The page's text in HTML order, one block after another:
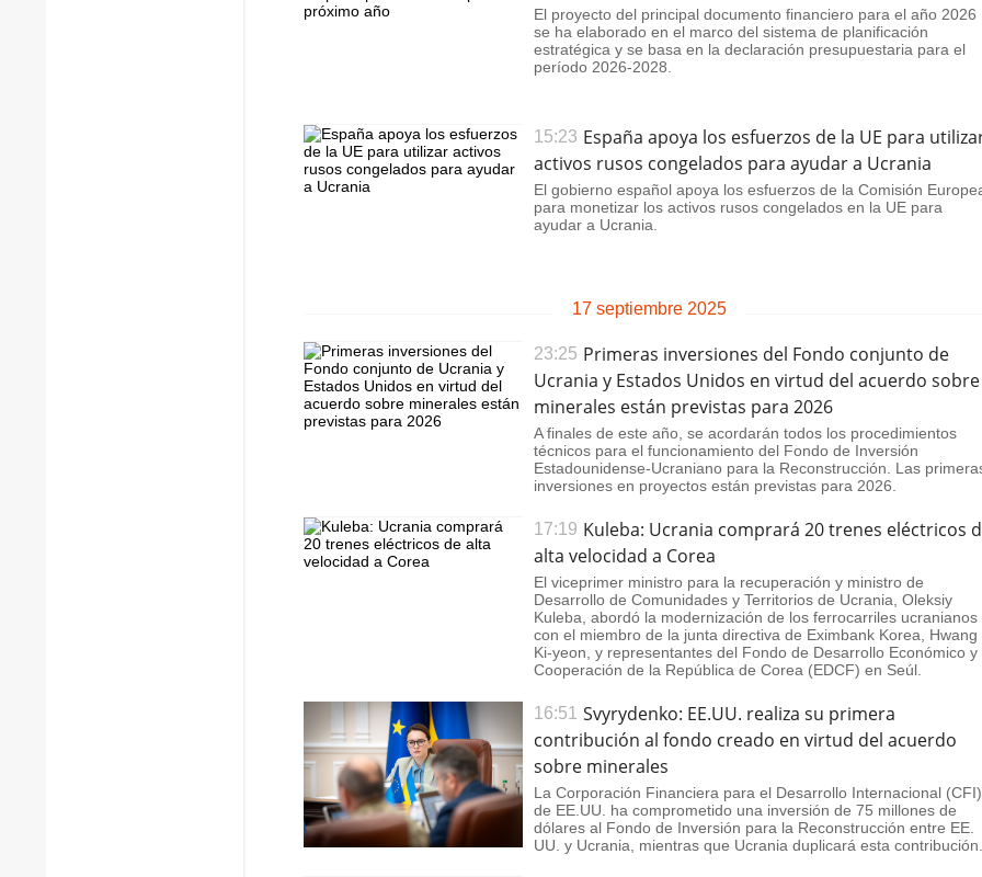
El proyecto del principal documento financiero para el año 2026
se ha elaborado ​​en el marco del sistema de planificación
estratégica y se basa en la declaración presupuestaria para el
período 2026-2028.
15:23 España apoya los esfuerzos de la UE para
activos rusos congelados para ayudar a Ucrania
El gobierno español apoya los esfuerzos de la Comisión
para monetizar los activos rusos congelados en la UE para
ayudar a Ucrania.
17 septiembre 2025
23:25 Primeras inversiones del Fondo conjunto de
Ucrania y Estados Unidos en virtud del acuerdo sobre
minerales están previstas para 2026
A finales de este año, se acordarán todos los procedimientos
técnicos para el funcionamiento del Fondo de Inversión
Estadounidense-Ucraniano para la Reconstrucción. Las
inversiones en proyectos están previstas para 2026.
17:19 Kuleba: Ucrania comprará 20 trenes eléctricos
alta velocidad a Corea
El viceprimer ministro para la recuperación y ministro de
Desarrollo de Comunidades y Territorios de Ucrania, Oleksiy
Kuleba, abordó la modernización de los ferrocarriles ucranianos
con el miembro de la junta directiva de Eximbank Korea, Hwang
Ki-yeon, y representantes del Fondo de Desarrollo Económico y
Cooperación de la República de Corea (EDCF) en Seúl.
16:51 Svyrydenko: EE.UU. realiza su primera
contribución al fondo creado en virtud del acuerdo
sobre minerales
La Corporación Financiera para el Desarrollo Internacional (CFI)
de EE.UU. ha comprometido una inversión de 75 millones de
dólares al Fondo de Inversión para la Reconstrucción entre EE.
UU. y Ucrania, mientras que Ucrania duplicará esta contribución.